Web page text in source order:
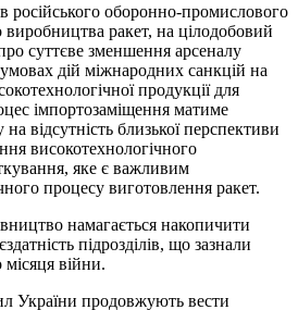
російського оборонно-промислового
ракет, на цілодобовий
суттєве зменшення арсеналу
дій міжнародних санкцій на
продукції для
імпортозаміщення матиме
відсутність близької перспективи
високотехнологічного
яке є важливим
процесу виготовлення ракет.
намагається накопичити
підрозділів, що зазнали
війни.
України продовжують вести